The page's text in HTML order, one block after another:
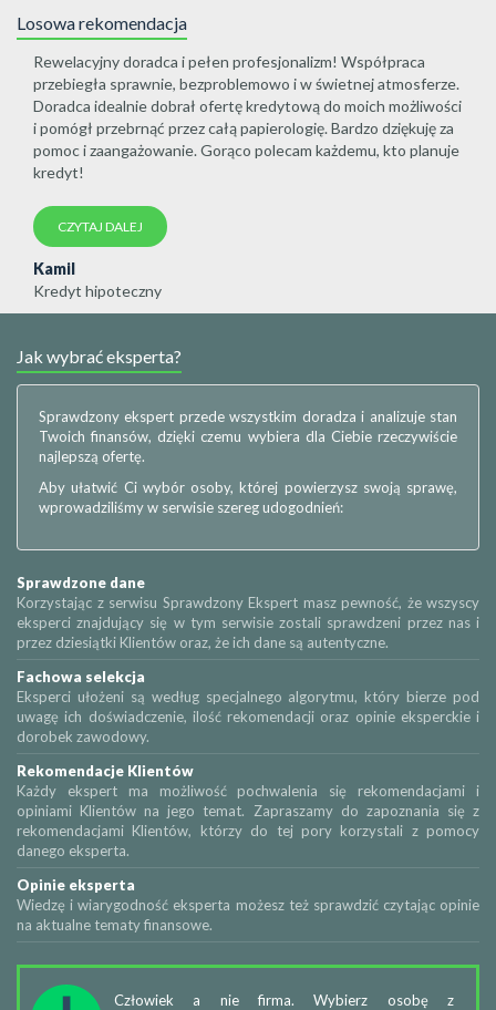
Losowa rekomendacja
Rewelacyjny doradca i pełen profesjonalizm! Współpraca
przebiegła sprawnie, bezproblemowo i w świetnej atmosferze.
Doradca idealnie dobrał ofertę kredytową do moich możliwości
i pomógł przebrnąć przez całą papierologię. Bardzo dziękuję za
pomoc i zaangażowanie. Gorąco polecam każdemu, kto planuje
kredyt!
CZYTAJ DALEJ
Kamil
Kredyt hipoteczny
Jak wybrać eksperta?
Sprawdzony ekspert przede wszystkim doradza i analizuje stan
Twoich finansów, dzięki czemu wybiera dla Ciebie rzeczywiście
najlepszą ofertę.
Aby ułatwić Ci wybór osoby, której powierzysz swoją sprawę,
wprowadziliśmy w serwisie szereg udogodnień:
Sprawdzone dane
Korzystając z serwisu Sprawdzony Ekspert masz pewność, że wszyscy
eksperci znajdujący się w tym serwisie zostali sprawdzeni przez nas i
przez dziesiątki Klientów oraz, że ich dane są autentyczne.
Fachowa selekcja
Eksperci ułożeni są według specjalnego algorytmu, który bierze pod
uwagę ich doświadczenie, ilość rekomendacji oraz opinie eksperckie i
dorobek zawodowy.
Rekomendacje Klientów
Każdy ekspert ma możliwość pochwalenia się rekomendacjami i
opiniami Klientów na jego temat. Zapraszamy do zapoznania się z
rekomendacjami Klientów, którzy do tej pory korzystali z pomocy
danego eksperta.
Opinie eksperta
Wiedzę i wiarygodność eksperta możesz też sprawdzić czytając opinie
na aktualne tematy finansowe.
Człowiek a nie firma. Wybierz osobę z